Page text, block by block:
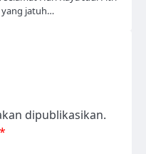
yang jatuh…
dipublikasikan.
*